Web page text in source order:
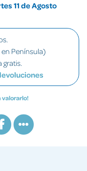
11 de Agosto
Península)
gratis.
valorarlo!